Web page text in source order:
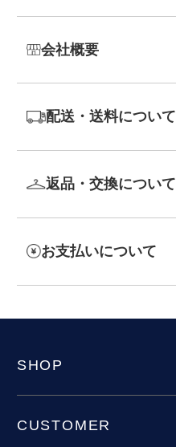
会社概要
配送・送料について
返品・交換について
お支払いについて
SHOP
CUSTOMER